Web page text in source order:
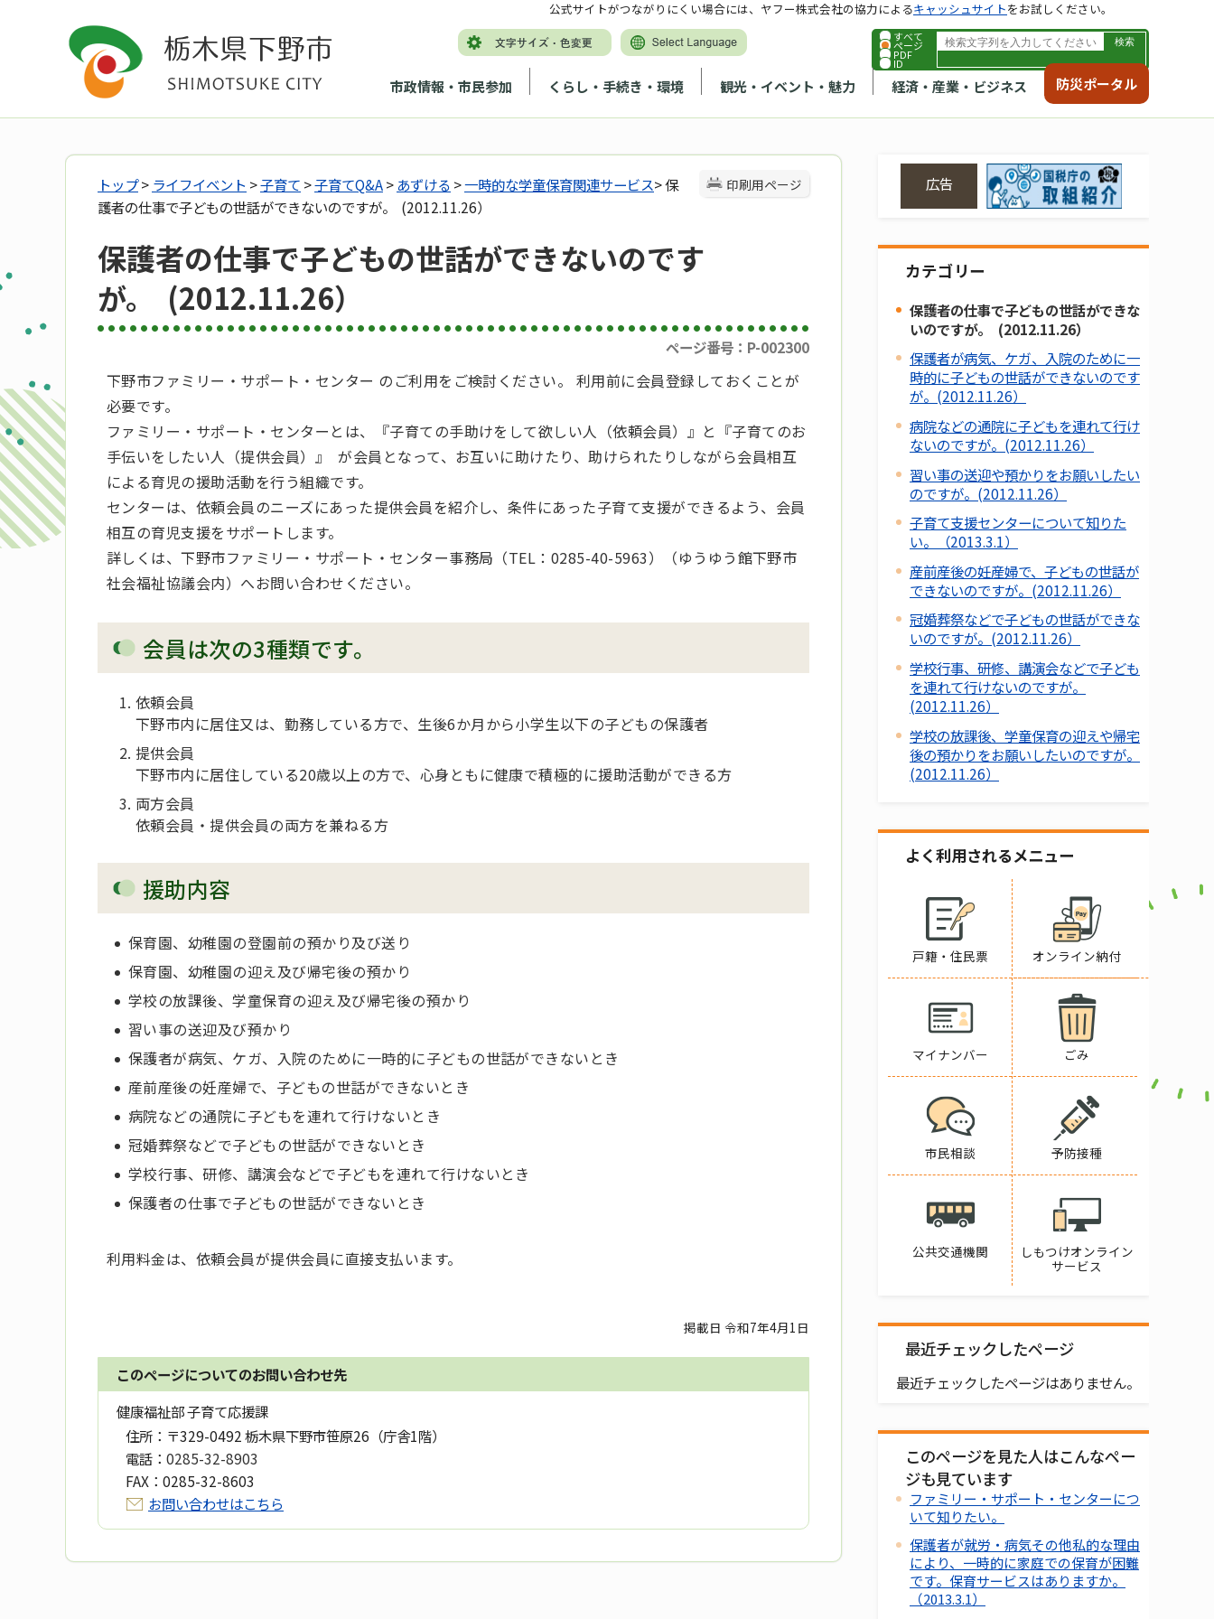
すべて
ページ
PDF
ID
市政情報・市民参加 くらし・手続き・環境 観光・イベント・魅力 経済・産業・ビジネス 防災ポータル
公式サイトがつながりにくい場合には、ヤフー株式会社の協力によるキャッシュサイトをお試しください。
印刷用ページ
トップ> ライフイベント >子育て >子育てQ&A>あずける >一時的な学童保育関連サービス> 保
護者の仕事で子どもの世話ができないのですが。 (2012.11.26）
保護者の仕事で子どもの世話ができないのです
が。 (2012.11.26）
ページ番号：P-002300
下野市ファミリー・サポート・センター のご利用をご検討ください。 利用前に会員登録しておくことが
必要です。
ファミリー・サポート・センターとは、『子育ての手助けをして欲しい人（依頼会員）』と『子育てのお
手伝いをしたい人（提供会員）』 が会員となって、お互いに助けたり、助けられたりしながら会員相互
による育児の援助活動を行う組織です。
センターは、依頼会員のニーズにあった提供会員を紹介し、条件にあった子育て支援ができるよう、会員
相互の育児支援をサポートします。
詳しくは、下野市ファミリー・サポート・センター事務局（TEL：0285-40-5963）（ゆうゆう館下野市
社会福祉協議会内）へお問い合わせください。
会員は次の3種類です。
依頼会員
下野市内に居住又は、勤務している方で、生後6か月から小学生以下の子どもの保護者
提供会員
下野市内に居住している20歳以上の方で、心身ともに健康で積極的に援助活動ができる方
両方会員
依頼会員・提供会員の両方を兼ねる方
援助内容
保育園、幼稚園の登園前の預かり及び送り
保育園、幼稚園の迎え及び帰宅後の預かり
学校の放課後、学童保育の迎え及び帰宅後の預かり
習い事の送迎及び預かり
保護者が病気、ケガ、入院のために一時的に子どもの世話ができないとき
産前産後の妊産婦で、子どもの世話ができないとき
病院などの通院に子どもを連れて行けないとき
冠婚葬祭などで子どもの世話ができないとき
学校行事、研修、講演会などで子どもを連れて行けないとき
保護者の仕事で子どもの世話ができないとき
利用料金は、依頼会員が提供会員に直接支払います。
掲載日 令和7年4月1日
このページについてのお問い合わせ先
健康福祉部 子育て応援課
住所： 〒329-0492 栃木県下野市笹原26（庁舎1階）
電話： 0285-32-8903
FAX： 0285-32-8603
お問い合わせはこちら
広告
カテゴリー
保護者の仕事で子どもの世話ができな
いのですが。 (2012.11.26）
保護者が病気、ケガ、入院のために一
時的に子どもの世話ができないのです
が。(2012.11.26）
病院などの通院に子どもを連れて行け
ないのですが。(2012.11.26）
習い事の送迎や預かりをお願いしたい
のですが。(2012.11.26）
子育て支援センターについて知りた
い。（2013.3.1）
産前産後の妊産婦で、子どもの世話が
できないのですが。(2012.11.26）
冠婚葬祭などで子どもの世話ができな
いのですが。(2012.11.26）
学校行事、研修、講演会などで子ども
を連れて行けないのですが。
(2012.11.26）
学校の放課後、学童保育の迎えや帰宅
後の預かりをお願いしたいのですが。
(2012.11.26）
よく利用されるメニュー
戸籍・住民票 オンライン納付
マイナンバー ごみ
市民相談 予防接種
公共交通機関
しもつけオンライン
サービス
最近チェックしたページ
最近チェックしたページはありません。
このページを見た人はこんなペー
ジも見ています
ファミリー・サポート・センターにつ
いて知りたい。
保護者が就労・病気その他私的な理由
により、一時的に家庭での保育が困難
です。保育サービスはありますか。
（2013.3.1）